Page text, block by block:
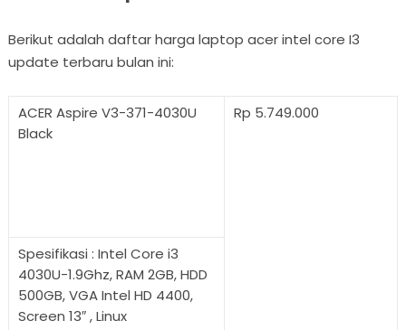
Berikut adalah daftar harga laptop acer intel core I3
update terbaru bulan ini:
ACER Aspire V3-371-4030U
Black
Rp 5.749.000
Spesifikasi : Intel Core i3
4030U-1.9Ghz, RAM 2GB, HDD
500GB, VGA Intel HD 4400,
Screen 13″ , Linux